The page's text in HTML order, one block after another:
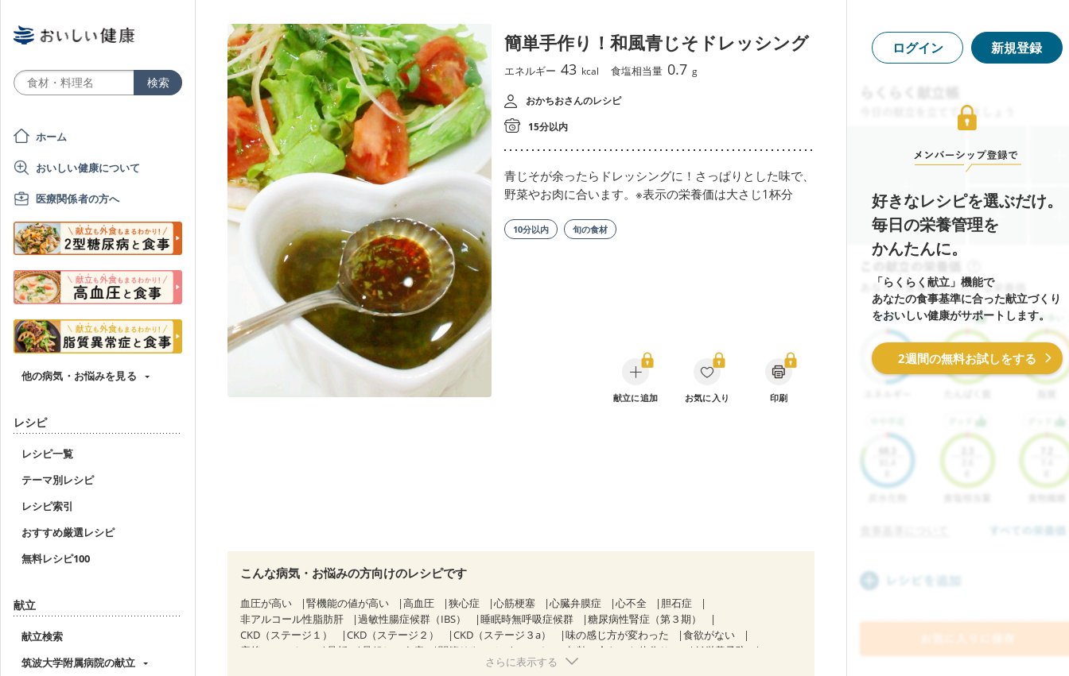
ホーム
おいしい健康について
医療関係者の方へ
他の病気・お悩みを見る
レシピ
レシピ一覧
テーマ別レシピ
レシピ索引
おすすめ厳選レシピ
無料レシピ100
献立
献立検索
筑波大学附属病院の献立
簡単手作り！和風青じそドレッシング
エネルギー 43 kcal 食塩相当量 0.7 g
おかちおさんのレシピ
15分以内
青じそが余ったらドレッシングに！さっぱりとした味で、
野菜やお肉に合います。※表示の栄養価は大さじ1杯分
10分以内 旬の食材
献立に追加 お気に入り 印刷
こんな病気・お悩みの方向けのレシピです
血圧が高い 腎機能の値が高い 高血圧 狭心症 心筋梗塞 心臓弁膜症 心不全
胆石症
非アルコール性脂肪肝
過敏性腸症候群（IBS） 睡眠時無呼吸症候群
糖尿病性腎症（第３期）
CKD（ステージ１）
CKD（ステージ２） CKD（ステージ３a） 味の感じ方が変わった
食欲がない
産後（ミルク）
骨折 骨粗しょう症 関節リウマチ フレイル（年齢に合わせた体作り）
低栄養予防
さらに表示する
ログイン 新規登録
好きなレシピを選ぶだけ。
毎日の栄養管理を
かんたんに。
「らくらく献立」機能で
あなたの食事基準に合った献立づくり
をおいしい健康がサポートします。
2週間の無料お試しをする